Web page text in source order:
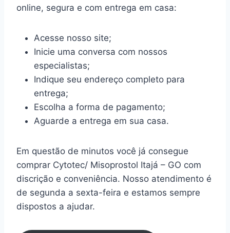
online, segura e com entrega em casa:
Acesse nosso site;
Inicie uma conversa com nossos
especialistas;
Indique seu endereço completo para
entrega;
Escolha a forma de pagamento;
Aguarde a entrega em sua casa.
Em questão de minutos você já consegue
comprar Cytotec/ Misoprostol Itajá – GO com
discrição e conveniência. Nosso atendimento é
de segunda a sexta-feira e estamos sempre
dispostos a ajudar.